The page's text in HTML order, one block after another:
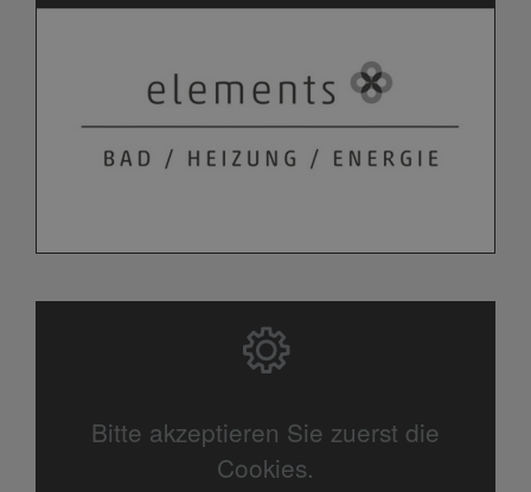
Bitte akzeptieren Sie zuerst die
Cookies.